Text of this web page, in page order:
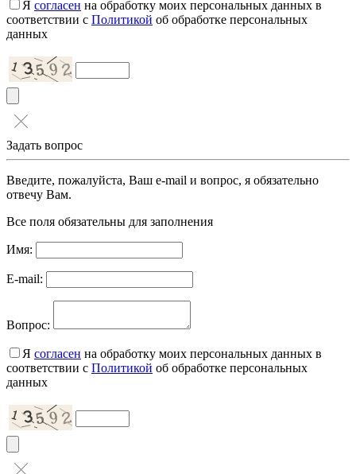
Я согласен на обработку моих персональных данных в
соответствии с Политикой об обработке персональных
данных
Задать вопрос
Введите, пожалуйста, Ваш e-mail и вопрос, я обязательно
отвечу Вам.
Все поля обязательны для заполнения
Имя:
E-mail:
Вопрос:
Я согласен на обработку моих персональных данных в
соответствии с Политикой об обработке персональных
данных